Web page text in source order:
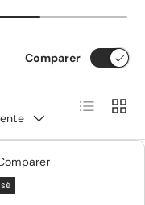
Comparer
Liste Grille